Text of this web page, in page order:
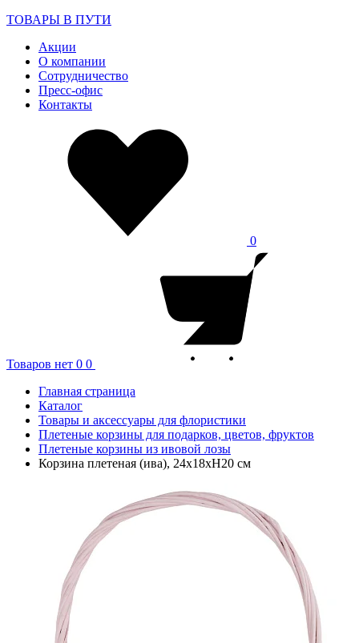
ТОВАРЫ В ПУТИ
Акции
О компании
Сотрудничество
Пресс-офис
Контакты
0
Товаров нет 0 0
Главная страница
Каталог
Товары и аксессуары для флористики
Плетеные корзины для подарков, цветов, фруктов
Плетеные корзины из ивовой лозы
Корзина плетеная (ива), 24x18xH20 см